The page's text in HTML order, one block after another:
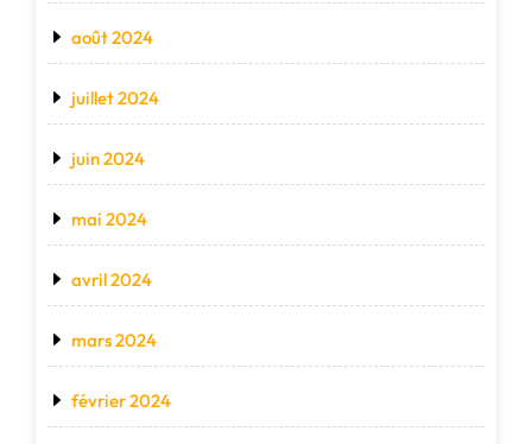
août 2024
juillet 2024
juin 2024
mai 2024
avril 2024
mars 2024
février 2024